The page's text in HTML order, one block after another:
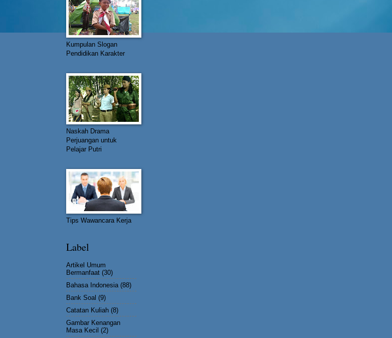
Kumpulan Slogan
Pendidikan Karakter
Naskah Drama
Perjuangan untuk
Pelajar Putri
Tips Wawancara Kerja
Label
Artikel Umum
Bermanfaat (30)
Bahasa Indonesia (88)
Bank Soal (9)
Catatan Kuliah (8)
Gambar Kenangan
Masa Kecil (2)